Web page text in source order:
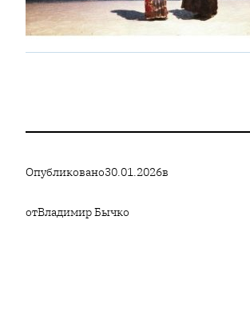
Опубликовано30.01.2026в
отВладимир Бычко